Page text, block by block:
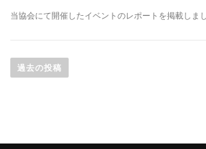
当協会にて開催したイベントのレポートを掲載しまし
稿
過去の投稿